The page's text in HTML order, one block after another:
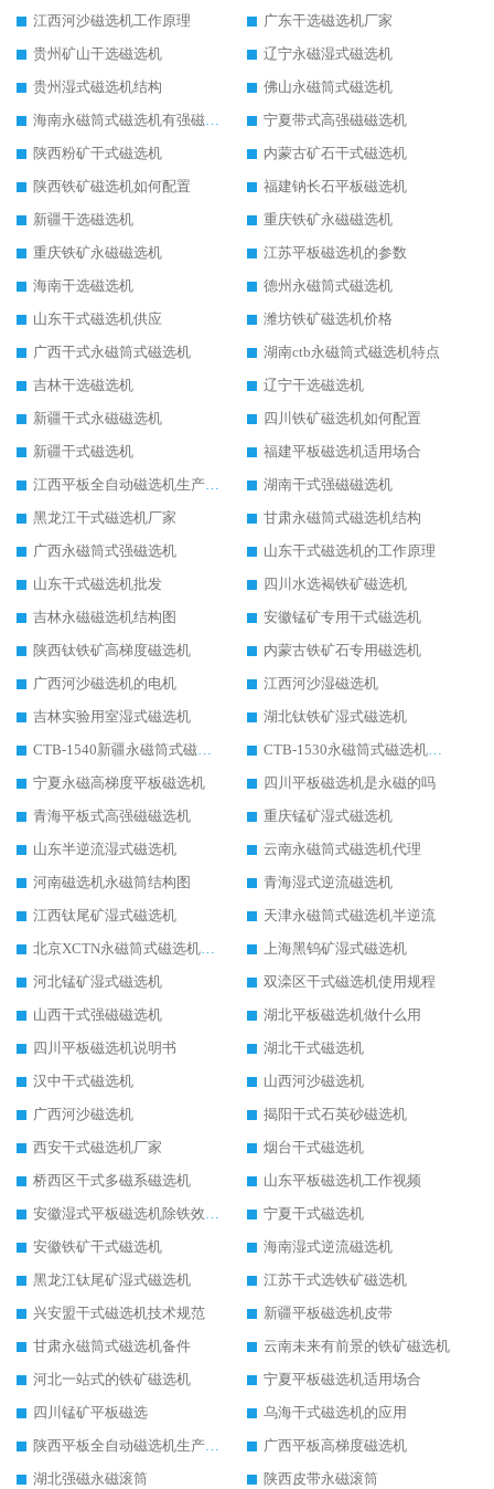
江西河沙磁选机工作原理
广东干选磁选机厂家
贵州矿山干选磁选机
辽宁永磁湿式磁选机
贵州湿式磁选机结构
佛山永磁筒式磁选机
海南永磁筒式磁选机有强磁的吗
宁夏带式高强磁磁选机
陕西粉矿干式磁选机
内蒙古矿石干式磁选机
陕西铁矿磁选机如何配置
福建钠长石平板磁选机
新疆干选磁选机
重庆铁矿永磁磁选机
重庆铁矿永磁磁选机
江苏平板磁选机的参数
海南干选磁选机
德州永磁筒式磁选机
山东干式磁选机供应
潍坊铁矿磁选机价格
广西干式永磁筒式磁选机
湖南ctb永磁筒式磁选机特点
吉林干选磁选机
辽宁干选磁选机
新疆干式永磁磁选机
四川铁矿磁选机如何配置
新疆干式磁选机
福建平板磁选机适用场合
江西平板全自动磁选机生产厂家
湖南干式强磁磁选机
黑龙江干式磁选机厂家
甘肃永磁筒式磁选机结构
广西永磁筒式强磁选机
山东干式磁选机的工作原理
山东干式磁选机批发
四川水选褐铁矿磁选机
吉林永磁磁选机结构图
安徽锰矿专用干式磁选机
陕西钛铁矿高梯度磁选机
内蒙古铁矿石专用磁选机
广西河沙磁选机的电机
江西河沙湿磁选机
吉林实验用室湿式磁选机
湖北钛铁矿湿式磁选机
CTB-1540新疆永磁筒式磁选机
CTB-1530永磁筒式磁选机代理商
宁夏永磁高梯度平板磁选机
四川平板磁选机是永磁的吗
青海平板式高强磁磁选机
重庆锰矿湿式磁选机
山东半逆流湿式磁选机
云南永磁筒式磁选机代理
河南磁选机永磁筒结构图
青海湿式逆流磁选机
江西钛尾矿湿式磁选机
天津永磁筒式磁选机半逆流
北京XCTN永磁筒式磁选机磁块位置
上海黑钨矿湿式磁选机
河北锰矿湿式磁选机
双滦区干式磁选机使用规程
山西干式强磁磁选机
湖北平板磁选机做什么用
四川平板磁选机说明书
湖北干式磁选机
汉中干式磁选机
山西河沙磁选机
广西河沙磁选机
揭阳干式石英砂磁选机
西安干式磁选机厂家
烟台干式磁选机
桥西区干式多磁系磁选机
山东平板磁选机工作视频
安徽湿式平板磁选机除铁效果怎么样
宁夏干式磁选机
安徽铁矿干式磁选机
海南湿式逆流磁选机
黑龙江钛尾矿湿式磁选机
江苏干式选铁矿磁选机
兴安盟干式磁选机技术规范
新疆平板磁选机皮带
甘肃永磁筒式磁选机备件
云南未来有前景的铁矿磁选机
河北一站式的铁矿磁选机
宁夏平板磁选机适用场合
四川锰矿平板磁选
乌海干式磁选机的应用
陕西平板全自动磁选机生产厂家
广西平板高梯度磁选机
湖北强磁永磁滚筒
陕西皮带永磁滚筒